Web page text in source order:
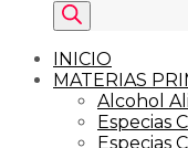
INICIO
MATERIAS
Alcohol
Especias
Especias